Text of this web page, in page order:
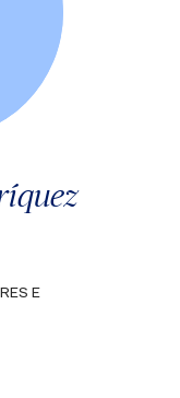
E